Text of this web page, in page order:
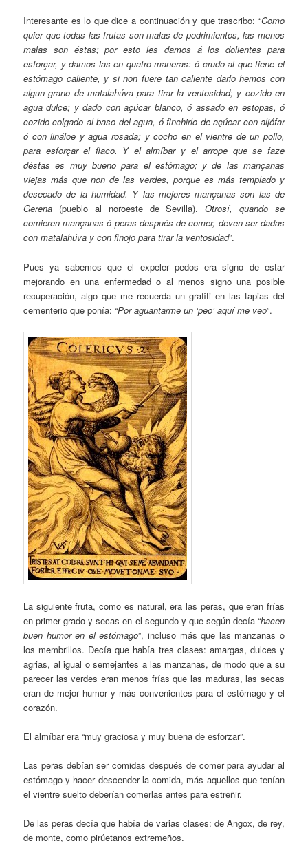
Interesante es lo que dice a continuación y que trascribo: “Como
quier que todas las frutas son malas de podrimientos, las menos
malas son éstas; por esto les damos á los dolientes para
esforçar, y damos las en quatro maneras: ó crudo al que tiene el
estómago caliente, y si non fuere tan caliente darlo hemos con
algun grano de matalahúva para tirar la ventosidad; y cozido en
agua dulce; y dado con açúcar blanco, ó assado en estopas, ó
cozido colgado al baso del agua, ó finchirlo de açúcar con aljófar
ó con lináloe y agua rosada; y cocho en el vientre de un pollo,
para esforçar el flaco. Y el almíbar y el arrope que se faze
déstas es muy bueno para el estómago; y de las mançanas
viejas más que non de las verdes, porque es más templado y
desecado de la humidad. Y las mejores mançanas son las de
Gerena (pueblo al noroeste de Sevilla).Otrosí, quando se
comieren mançanas ó peras después de comer, deven ser dadas
con matalahúva y con finojo para tirar la ventosidad”.
Pues ya sabemos que el expeler pedos era signo de estar
mejorando en una enfermedad o al menos signo una posible
recuperación, algo que me recuerda un grafiti en las tapias del
cementerio que ponía: “Por aguantarme un ‘peo’ aquí me veo”.
La siguiente fruta, como es natural, era las peras, que eran frías
en primer grado y secas en el segundo y que según decía “hacen
buen humor en el estómago”, incluso más que las manzanas o
los membrillos. Decía que había tres clases: amargas, dulces y
agrias, al igual o semejantes a las manzanas, de modo que a su
parecer las verdes eran menos frías que las maduras, las secas
eran de mejor humor y más convenientes para el estómago y el
corazón.
El almíbar era “muy graciosa y muy buena de esforzar”.
Las peras debían ser comidas después de comer para ayudar al
estómago y hacer descender la comida, más aquellos que tenían
el vientre suelto deberían comerlas antes para estreñir.
De las peras decía que había de varias clases: de Angox, de rey,
de monte, como pirúetanos extremeños.